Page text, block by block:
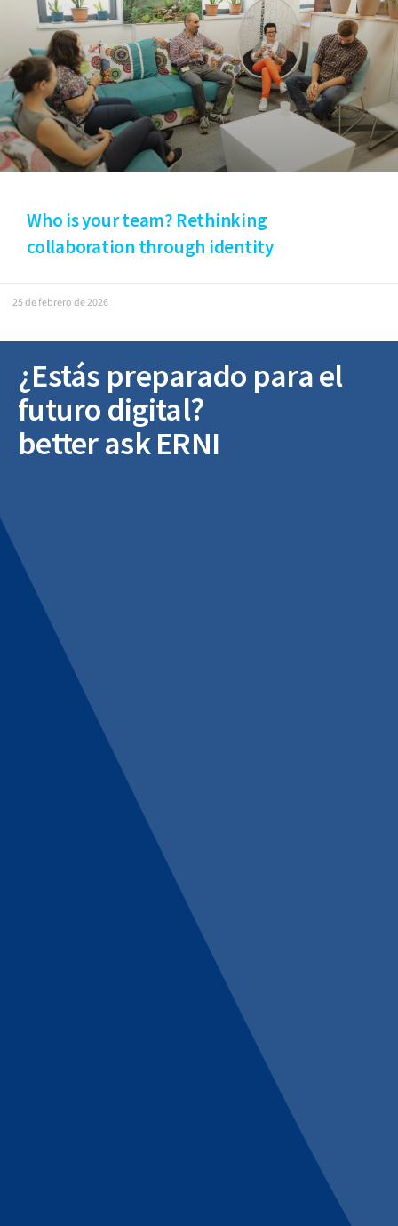
Who is your team? Rethinking
collaboration through identity
25 de febrero de 2026
¿Estás preparado para el
futuro digital?
better ask ERNI